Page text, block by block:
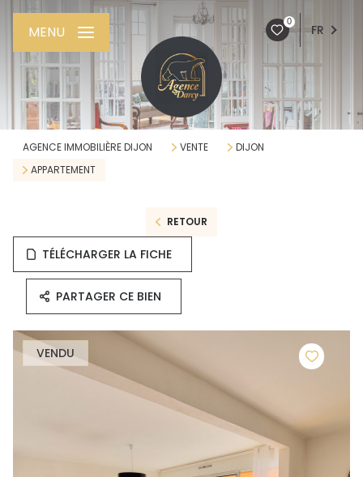
0
FR
MENU
AGENCE IMMOBILIÈRE DIJON VENTE
DIJON
APPARTEMENT
RETOUR
TÉLÉCHARGER LA FICHE
PARTAGER CE BIEN
VENDU